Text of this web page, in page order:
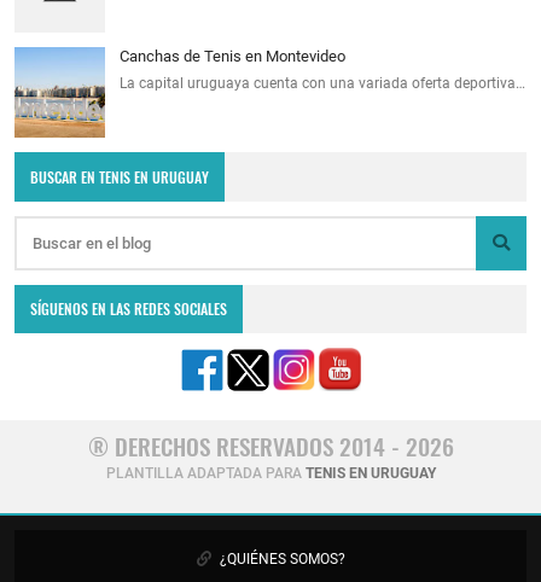
Canchas de Tenis en Montevideo
La capital uruguaya cuenta con una variada oferta deportiva…
BUSCAR EN TENIS EN URUGUAY
SÍGUENOS EN LAS REDES SOCIALES
® DERECHOS RESERVADOS 2014 - 2026
PLANTILLA ADAPTADA PARA TENIS EN URUGUAY
¿QUIÉNES SOMOS?